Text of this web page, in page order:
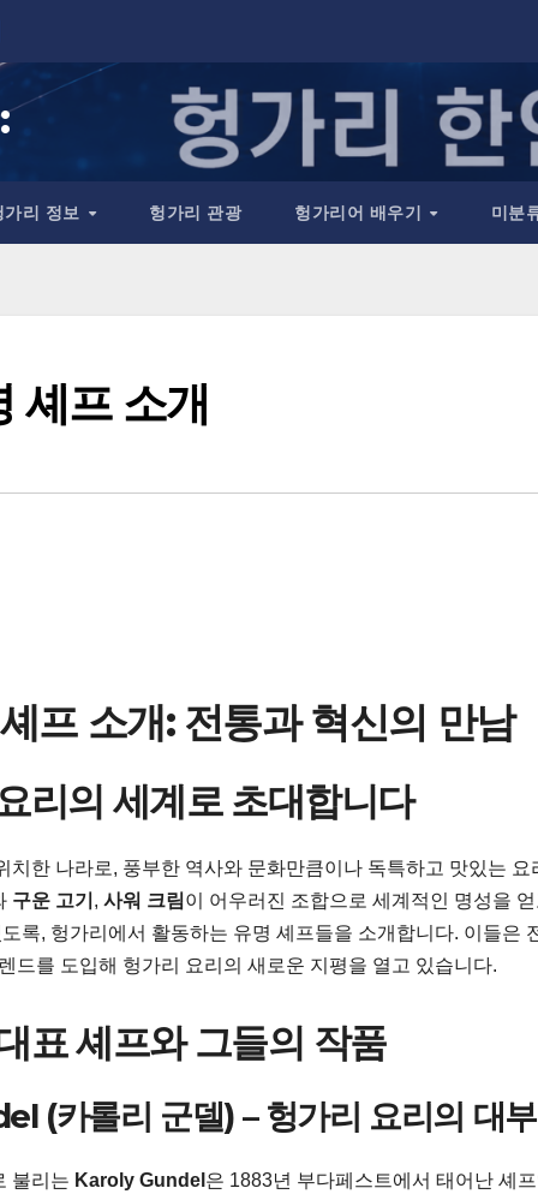
가리 정보 헝가리 관광 헝가리어 배우기 미분
셰프 소개
프 소개: 전통과 혁신의 만남
리의 세계로 초대합니다
치한 나라로, 풍부한 역사와 문화만큼이나 독특하고 맛있는 요
구운 고기 , 사워 크림이 어우러진 조합으로 세계적인 명성을
록, 헝가리에서 활동하는 유명 셰프들을 소개합니다. 이들은
드를 도입해 헝가리 요리의 새로운 지평을 열고 있습니다.
표 셰프와 그들의 작품
(카롤리 군델) – 헝가리 요리의 대부
불리는 Karoly Gundel 은 1883년 부다페스트에서 태어난 셰